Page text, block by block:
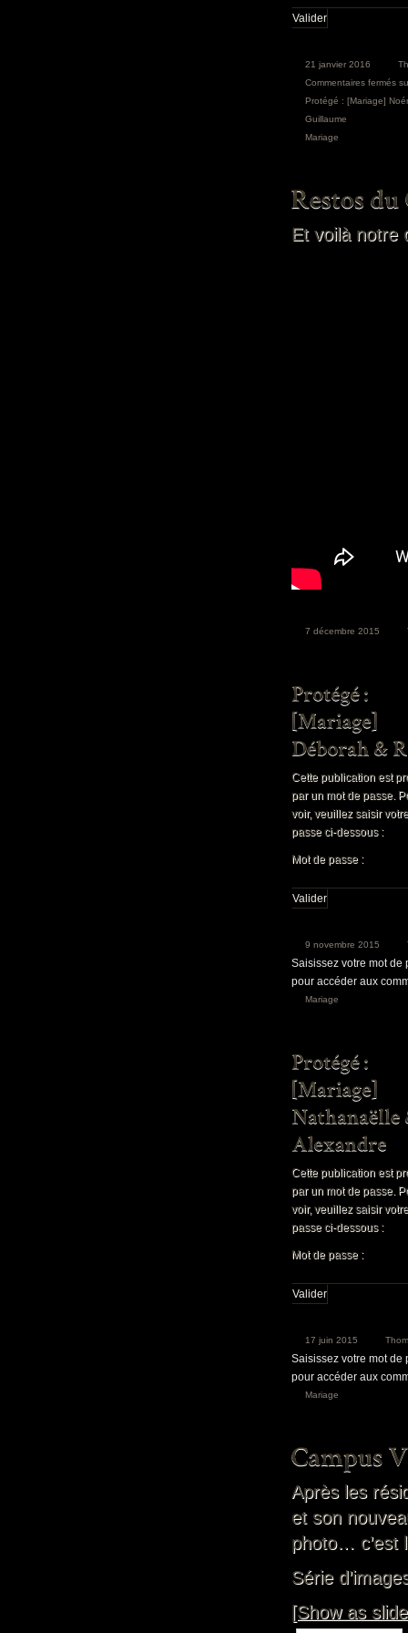
21 janvier 2016
Commentaires fermés
Protégé : [Mariage]
Guillaume
Mariage
Et voilà notre
7 décembre 2015
Cette publication est
par un mot de passe.
voir, veuillez saisir
passe ci-dessous :
Mot de passe :
9 novembre 2015
Saisissez votre mot de
pour accéder aux
Mariage
Cette publication est
par un mot de passe.
voir, veuillez saisir
passe ci-dessous :
Mot de passe :
17 juin 2015
Saisissez votre mot de
pour accéder aux
Mariage
Après les
et son
photo… c’est
Série
[Show as